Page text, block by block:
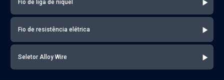
Fio de liga de níquel
Fio de resistência elétrica
Seletor Alloy Wire